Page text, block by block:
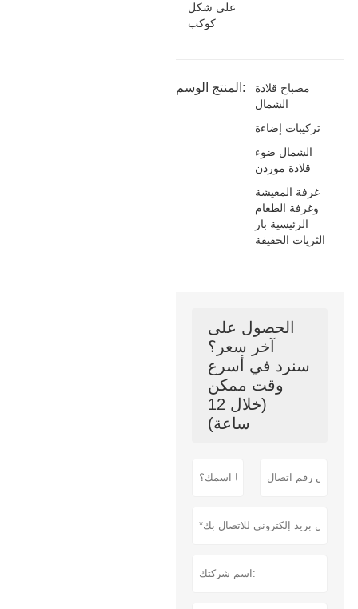
على شكل
كوكب
المنتج الوسم:
مصباح قلادة
الشمال
تركيبات إضاءة
الشمال ضوء
قلادة موردن
غرفة المعيشة
وغرفة الطعام
الرئيسية بار
الثريات الخفيفة
الحصول على
آخر سعر؟
سنرد في أسرع
وقت ممكن
(خلال 12
ساعة)